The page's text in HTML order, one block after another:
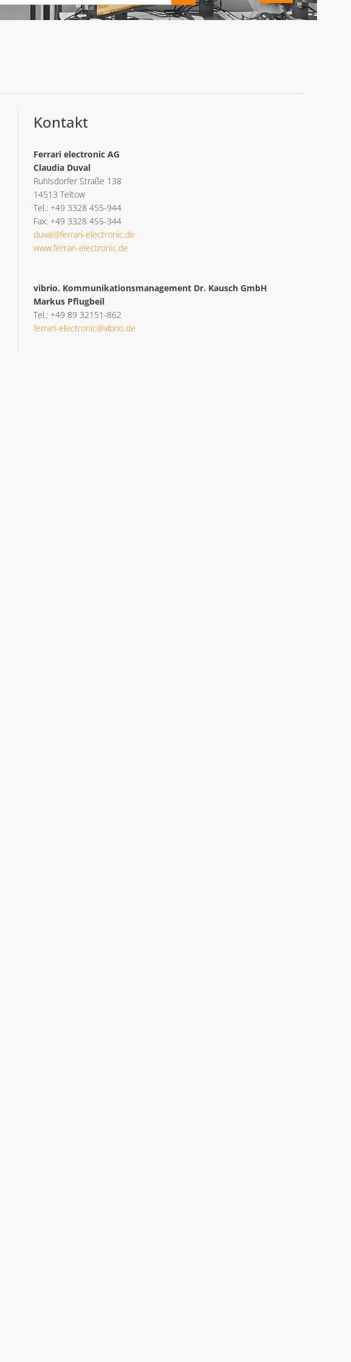
Kontakt
Ferrari electronic AG
Claudia Duval
Ruhlsdorfer Straße 138
14513 Teltow
Tel.: +49 3328 455-944
Fax: +49 3328 455-344
duval@ferrari-electronic.de
www.ferrari-electronic.de
vibrio. Kommunikationsmanagement Dr. Kausch GmbH
Markus Pflugbeil
Tel.: +49 89 32151-862
ferrari-electronic@vibrio.de